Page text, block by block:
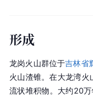
形成
龙岗火山群位于吉林省
火山渣锥。在大龙湾
流状堆积物。大约20